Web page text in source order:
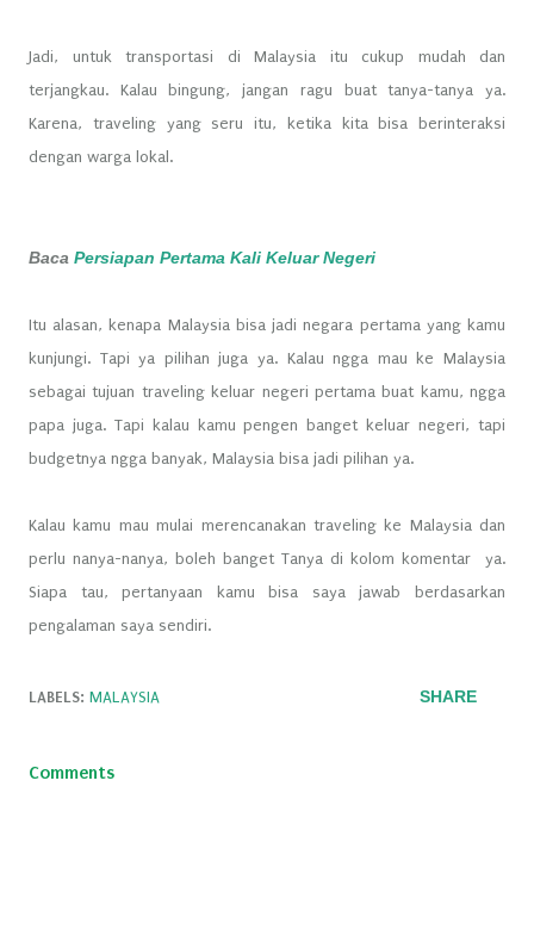
Jadi, untuk transportasi di Malaysia itu cukup mudah dan
terjangkau. Kalau bingung, jangan ragu buat tanya-tanya ya.
Karena, traveling yang seru itu, ketika kita bisa berinteraksi
dengan warga lokal.
Baca Persiapan Pertama Kali Keluar Negeri
Itu alasan, kenapa Malaysia bisa jadi negara pertama yang kamu
kunjungi. Tapi ya pilihan juga ya. Kalau ngga mau ke Malaysia
sebagai tujuan traveling keluar negeri pertama buat kamu, ngga
papa juga. Tapi kalau kamu pengen banget keluar negeri, tapi
budgetnya ngga banyak, Malaysia bisa jadi pilihan ya.
Kalau kamu mau mulai merencanakan traveling ke Malaysia dan
perlu nanya-nanya, boleh banget Tanya di kolom komentar ya.
Siapa tau, pertanyaan kamu bisa saya jawab berdasarkan
pengalaman saya sendiri.
LABELS: MALAYSIA SHARE
Comments